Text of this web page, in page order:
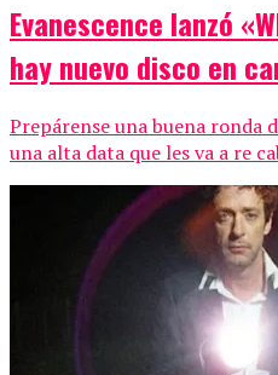
Evanescence lanzó
hay nuevo disco en
Prepárense una buena ronda
una alta data que les va a re